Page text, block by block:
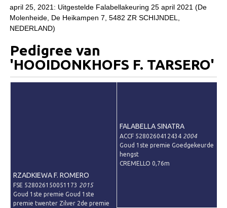
EFS Keuringen
Inschrijven keuring
Keuringsvideo's
EFS Marktplaats
Lid worden
april 25, 2021: Uitgestelde Falabellakeuring 25 april 2021 (De
Molenheide, De Heikampen 7, 5482 ZR SCHIJNDEL,
NEDERLAND)
Pedigree van
'HOOIDONKHOFS F. TARSERO'
RZADKIEWA F. ROMERO
FSE 528026150051173 2015
Goud 1ste premie Goud 1ste
premie twenter Zilver 2de premie
FALABELLA SINATRA
ACCF 5280260412434 2004
Goud 1ste premie Goedgekeurde
hengst
CREMELLO 0,76m